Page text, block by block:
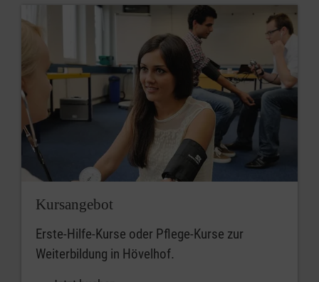
Kursangebot
Erste-Hilfe-Kurse oder Pflege-Kurse zur
Weiterbildung in Hövelhof.